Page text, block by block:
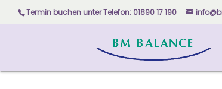
Termin buchen unterTelefon: 01890 17 190